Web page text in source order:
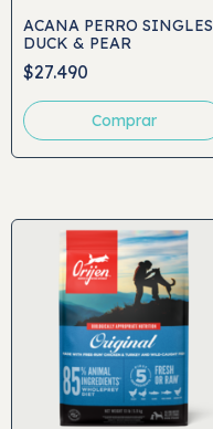
ACANA PERRO SINGLES
DUCK & PEAR
$27.490
Comprar